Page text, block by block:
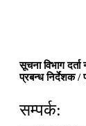
सूचना विभाग दर्ता
प्रबन्ध निर्देशक /
सम्पर्क: